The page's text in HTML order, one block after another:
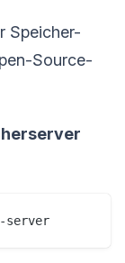
Speicher-
Source-